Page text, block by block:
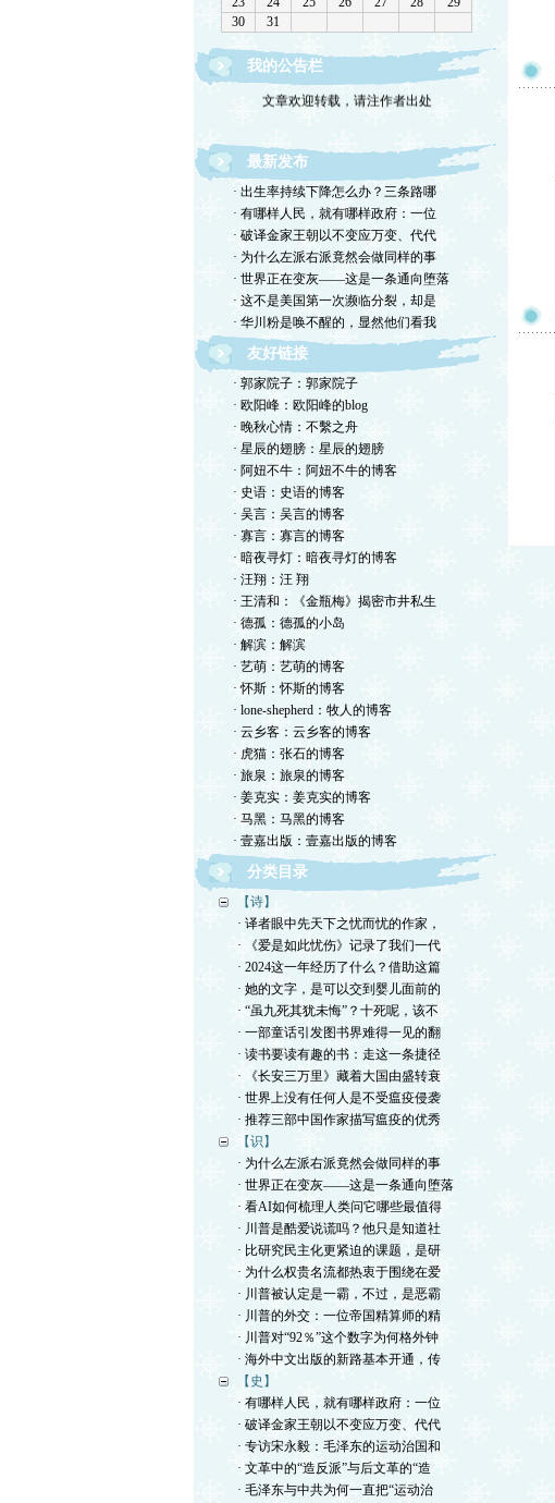
我的公告栏
文章欢迎转载，请注作者出处
最新发布
· 出生率持续下降怎么办？三条路哪
· 有哪样人民，就有哪样政府：一位
· 破译金家王朝以不变应万变、代代
· 为什么左派右派竟然会做同样的事
· 世界正在变灰——这是一条通向堕落
· 这不是美国第一次濒临分裂，却是
· 华川粉是唤不醒的，显然他们看我
友好链接
· 郭家院子：郭家院子
· 欧阳峰：欧阳峰的blog
· 晚秋心情：不繫之舟
· 星辰的翅膀：星辰的翅膀
· 阿妞不牛：阿妞不牛的博客
· 史语：史语的博客
· 吴言：吴言的博客
· 寡言：寡言的博客
· 暗夜寻灯：暗夜寻灯的博客
· 汪翔：汪 翔
· 王清和：《金瓶梅》揭密市井私生
· 德孤：德孤的小岛
· 解滨：解滨
· 艺萌：艺萌的博客
· 怀斯：怀斯的博客
· lone-shepherd：牧人的博客
· 云乡客：云乡客的博客
· 虎猫：张石的博客
· 旅泉：旅泉的博客
· 姜克实：姜克实的博客
· 马黑：马黑的博客
· 壹嘉出版：壹嘉出版的博客
分类目录
【诗】
· 译者眼中先天下之忧而忧的作家，
· 《爱是如此忧伤》记录了我们一代
· 2024这一年经历了什么？借助这篇
· 她的文字，是可以交到婴儿面前的
· “虽九死其犹未悔”？十死呢，该不
· 一部童话引发图书界难得一见的翻
· 读书要读有趣的书：走这一条捷径
· 《长安三万里》藏着大国由盛转衰
· 世界上没有任何人是不受瘟疫侵袭
· 推荐三部中国作家描写瘟疫的优秀
【识】
· 为什么左派右派竟然会做同样的事
· 世界正在变灰——这是一条通向堕落
· 看AI如何梳理人类问它哪些最值得
· 川普是酷爱说谎吗？他只是知道社
· 比研究民主化更紧迫的课题，是研
· 为什么权贵名流都热衷于围绕在爱
· 川普被认定是一霸，不过，是恶霸
· 川普的外交：一位帝国精算师的精
· 川普对“92％”这个数字为何格外钟
· 海外中文出版的新路基本开通，传
【史】
· 有哪样人民，就有哪样政府：一位
· 破译金家王朝以不变应万变、代代
· 专访宋永毅：毛泽东的运动治国和
· 文革中的“造反派”与后文革的“造
· 毛泽东与中共为何一直把“运动治